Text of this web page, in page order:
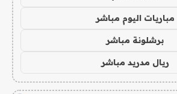
مباريات اليوم مباشر
برشلونة مباشر
ريال مدريد مباشر